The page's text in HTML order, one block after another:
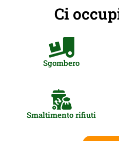
Ci
Sgombero
Smaltimento rifiuti